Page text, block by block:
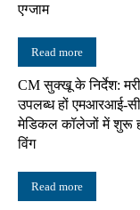
एग्जाम
Read more
CM सुक्खू के निर्देश:
उपलब्ध हों एमआरआई-
मेडिकल कॉलेजों में शुरू
विंग
Read more